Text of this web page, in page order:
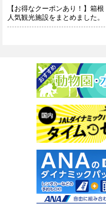
【お得なクーポンあり！】箱
人気観光施設をまとめました。